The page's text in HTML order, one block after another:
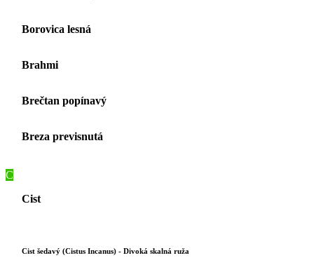
Borovica lesná
Brahmi
Brečtan popínavý
Breza previsnutá
C
Cist
Cist šedavý (Cistus Incanus) - Divoká skalná ruža